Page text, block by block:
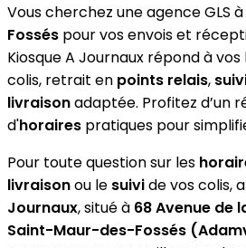
Vous cherchez une agence GLS à
Fossés pour vos envois et
Kiosque A Journaux répond à vos
colis, retrait en points relais,
livraisonadaptée. Profitez d’un
d'horaires pratiques pour
Pour toute question sur les
livraisonou le suivide vos colis,
Journaux, situé à 68 Avenue de
Saint-Maur-des-Fossés